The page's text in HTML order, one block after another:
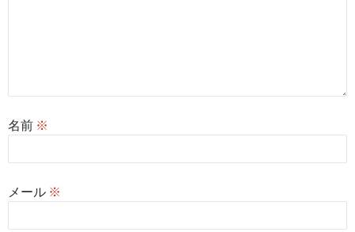
名前 ※
メール ※